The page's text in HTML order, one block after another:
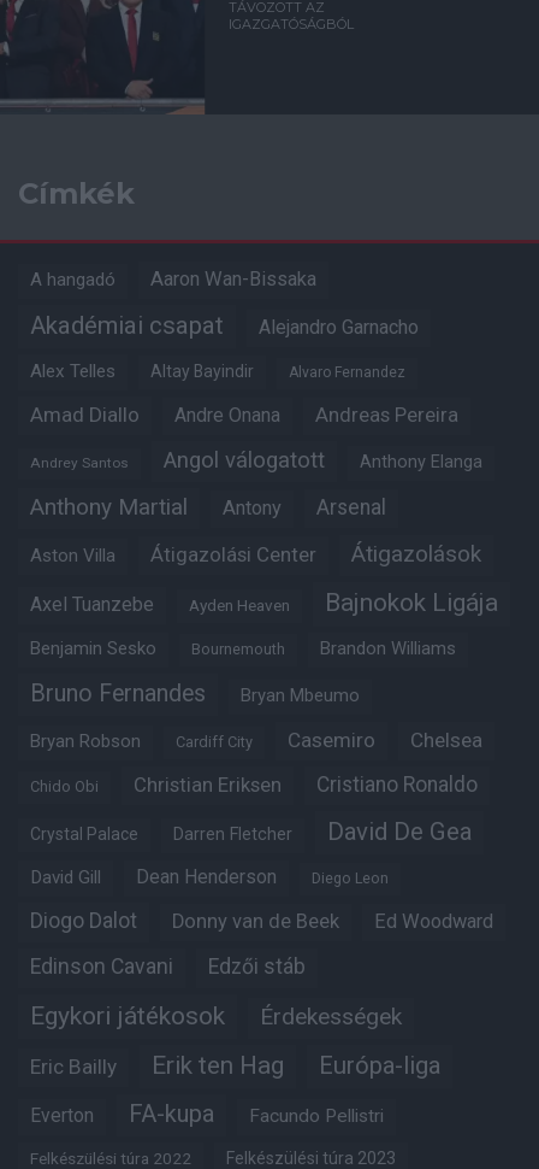
TÁVOZOTT AZ
IGAZGATÓSÁGBÓL
Címkék
A hangadó Aaron Wan-Bissaka
Akadémiai csapat Alejandro Garnacho
Alex Telles Altay Bayindir Alvaro Fernandez
Amad Diallo Andre Onana Andreas Pereira
Andrey Santos Angol válogatott Anthony Elanga
Anthony Martial Antony Arsenal
Aston Villa Átigazolási Center Átigazolások
Axel Tuanzebe Ayden Heaven Bajnokok Ligája
Benjamin Sesko Bournemouth Brandon Williams
Bruno Fernandes Bryan Mbeumo
Bryan Robson Cardiff City Casemiro Chelsea
Chido Obi Christian Eriksen Cristiano Ronaldo
Crystal Palace Darren Fletcher David De Gea
David Gill Dean Henderson Diego Leon
Diogo Dalot Donny van de Beek Ed Woodward
Edinson Cavani Edzői stáb
Egykori játékosok Érdekességek
Eric Bailly Erik ten Hag Európa-liga
Everton FA-kupa Facundo Pellistri
Felkészülési túra 2022 Felkészülési túra 2023